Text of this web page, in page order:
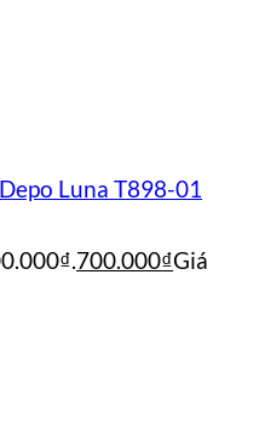
Luna T898-01
700.000₫Giá